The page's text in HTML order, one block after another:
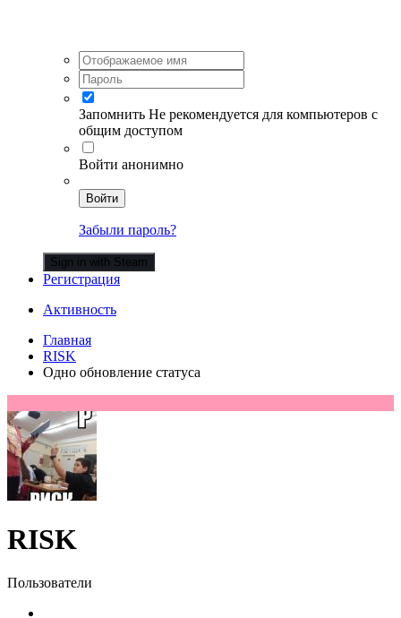
Запомнить Не рекомендуется для компьютеров с
общим доступом
Войти анонимно
Войти
Забыли пароль?
Sign in with Steam
Регистрация
Активность
Главная
RISK
Одно обновление статуса
RISK
Пользователи